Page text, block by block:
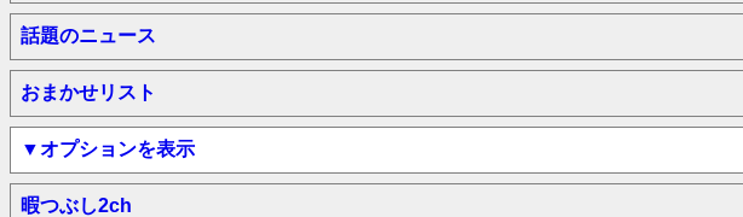
話題のニュース
おまかせリスト
▼オプションを表示
暇つぶし2ch